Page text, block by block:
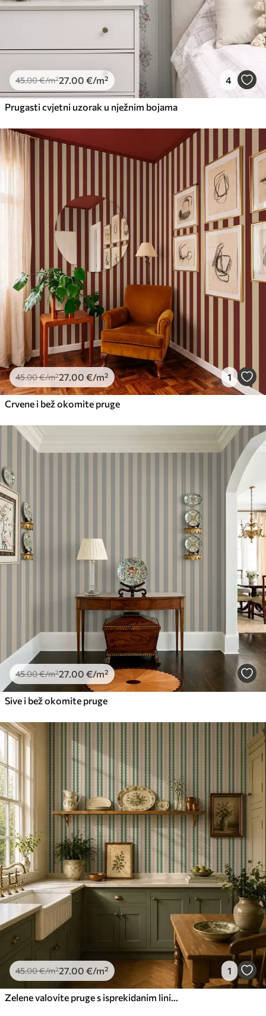
45.00€/m²27.00 €/m² 4
Prugasti cvjetni uzorak u nježnim bojama
45.00€/m²27.00 €/m² 1
Crvene i bež okomite pruge
45.00€/m²27.00 €/m²
Sive i bež okomite pruge
45.00€/m²27.00 €/m² 1
Zelene valovite pruge s isprekidanim linijama